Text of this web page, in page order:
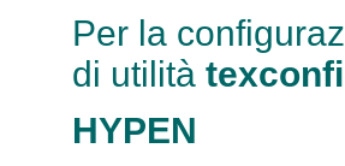
Per la
di utilità
HYPEN